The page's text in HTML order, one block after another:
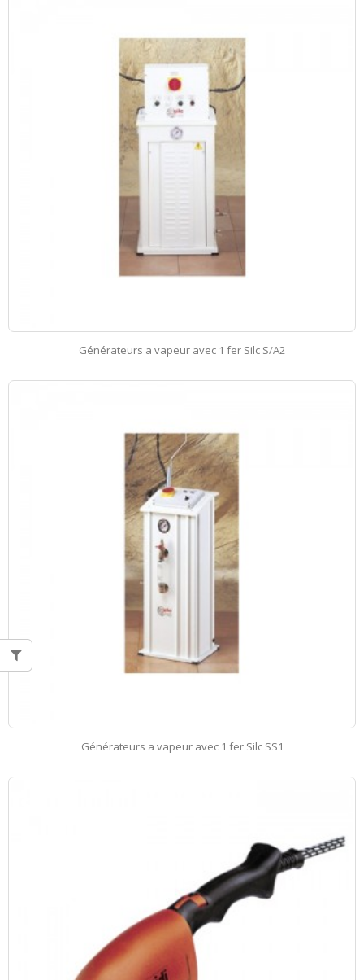
Générateurs a vapeur avec 1 fer Silc S/A2
Générateurs a vapeur avec 1 fer Silc SS1